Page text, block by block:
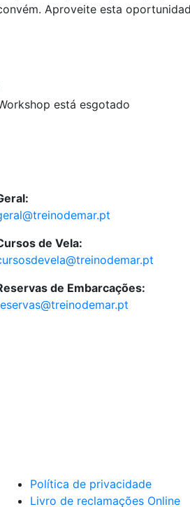
Aproveite esta
está esgotado
de Vela:
de Embarcações:
Política de privacidade
Livro de reclamações Online